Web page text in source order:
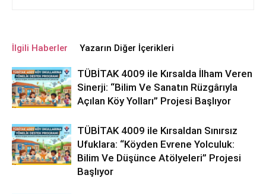
İlgili Haberler Yazarın Diğer İçerikleri
TÜBİTAK 4009 ile Kırsalda İlham Veren
Sinerji: “Bilim Ve Sanatın Rüzgârıyla
Açılan Köy Yolları” Projesi Başlıyor
TÜBİTAK 4009 ile Kırsaldan Sınırsız
Ufuklara: “Köyden Evrene Yolculuk:
Bilim Ve Düşünce Atölyeleri” Projesi
Başlıyor